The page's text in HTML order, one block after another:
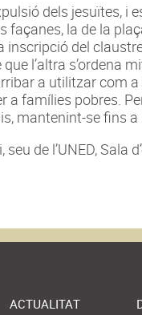
dels jesuïtes,
la de la
inscripció del
l’altra s’ordena
a utilitzar com
famílies pobres.
mantenint-se fins a
seu de l’UNED, Sala
ACTUALITAT